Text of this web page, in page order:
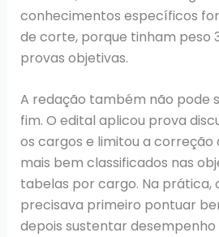
conhecimentos específicos
de corte, porque tinham peso
provas objetivas.
A redação também não pode
fim. O edital aplicou prova
os cargos e limitou a correção
mais bem classificados nas
tabelas por cargo. Na prática,
precisava primeiro pontuar
depois sustentar